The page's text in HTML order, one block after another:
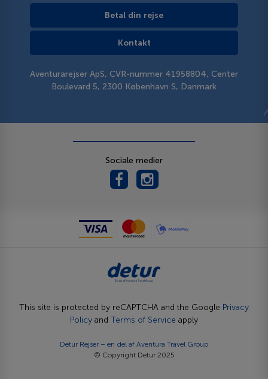
Betal din rejse
Kontakt
Aventurarejser ApS, CVR-nummer 41958804, Center
Boulevard 5, 2300 København S, Danmark
Sociale medier
This site is protected by reCAPTCHA and the Google Privacy
Policy and Terms of Service apply
Detur Rejser – en del af Aventura Travel Group
© Copyright Detur 2025